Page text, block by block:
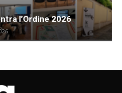
l’Ordine 2026